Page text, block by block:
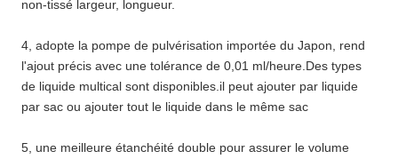
non-tissé largeur, longueur.
4, adopte la pompe de pulvérisation importée du Japon, rend
l'ajout précis avec une tolérance de 0,01 ml/heure.Des types
de liquide multical sont disponibles.il peut ajouter par liquide
par sac ou ajouter tout le liquide dans le même sac
5, une meilleure étanchéité double pour assurer le volume